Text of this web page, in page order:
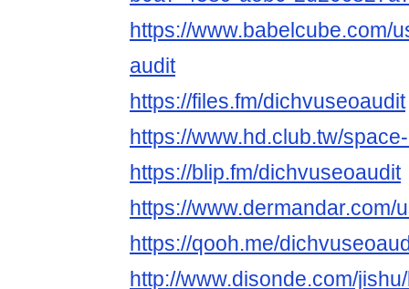
https://www.babelcube.com/
audit
https://files.fm/dichvuseoaudit
https://www.hd.club.tw/
https://blip.fm/dichvuseoaudit
https://www.dermandar.com/
https://qooh.me/
http://www.disonde.com/